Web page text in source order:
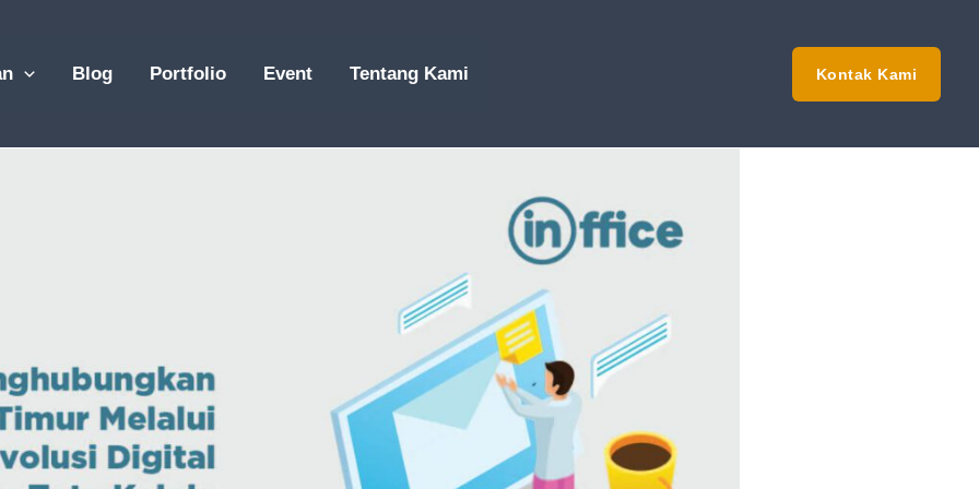
Blog Portfolio Event Tentang Kami Kontak Kami